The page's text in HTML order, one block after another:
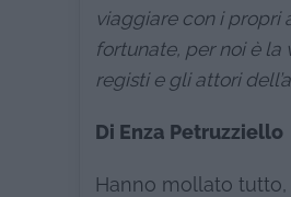
viaggiare con i propri
fortunate, per noi è
registi e gli attori
Di Enza Petruzziello
Hanno mollato